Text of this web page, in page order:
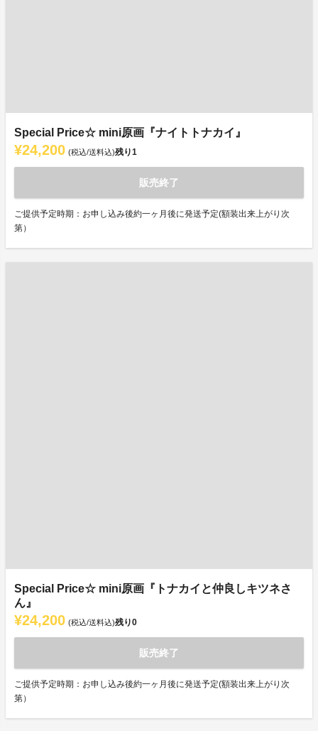
Special Price☆ mini原画『ナイトトナカイ』
¥24,200 (税込/送料込)残り1
販売終了
ご提供予定時期：お申し込み後約一ヶ月後に発送予定(額装出来上がり次
第）
Special Price☆ mini原画『トナカイと仲良しキツネさ
ん』
¥24,200 (税込/送料込)残り0
販売終了
ご提供予定時期：お申し込み後約一ヶ月後に発送予定(額装出来上がり次
第）